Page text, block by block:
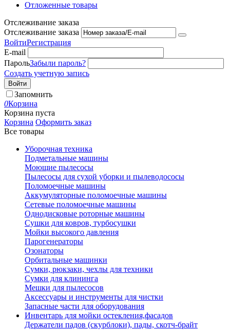
Отложенные товары
Отслеживание заказа
Отслеживание заказа
ВойтиРегистрация
E-mail
ПарольЗабыли пароль?
Создать учетную запись
Войти
Запомнить
0Корзина
Корзина пуста
Корзина Оформить заказ
Все товары
Уборочная техника
Подметальные машины
Моющие пылесосы
Пылесосы для сухой уборки и пылеводососы
Поломоечные машины
Аккумуляторные поломоечные машины
Сетевые поломоечные машины
Однодисковые роторные машины
Сушки для ковров, турбосушки
Мойки высокого давления
Парогенераторы
Озонаторы
Орбитальные машинки
Сумки, рюкзаки, чехлы для техники
Сумки для клининга
Мешки для пылесосов
Аксессуары и инструменты для чистки
Запасные части для оборудования
Инвентарь для мойки остекления,фасадов
Держатели падов (скурблоки), пады, скотч-брайт